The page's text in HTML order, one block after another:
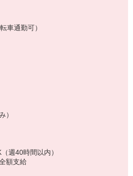
車通勤可）
）
週40時間以内）
額支給